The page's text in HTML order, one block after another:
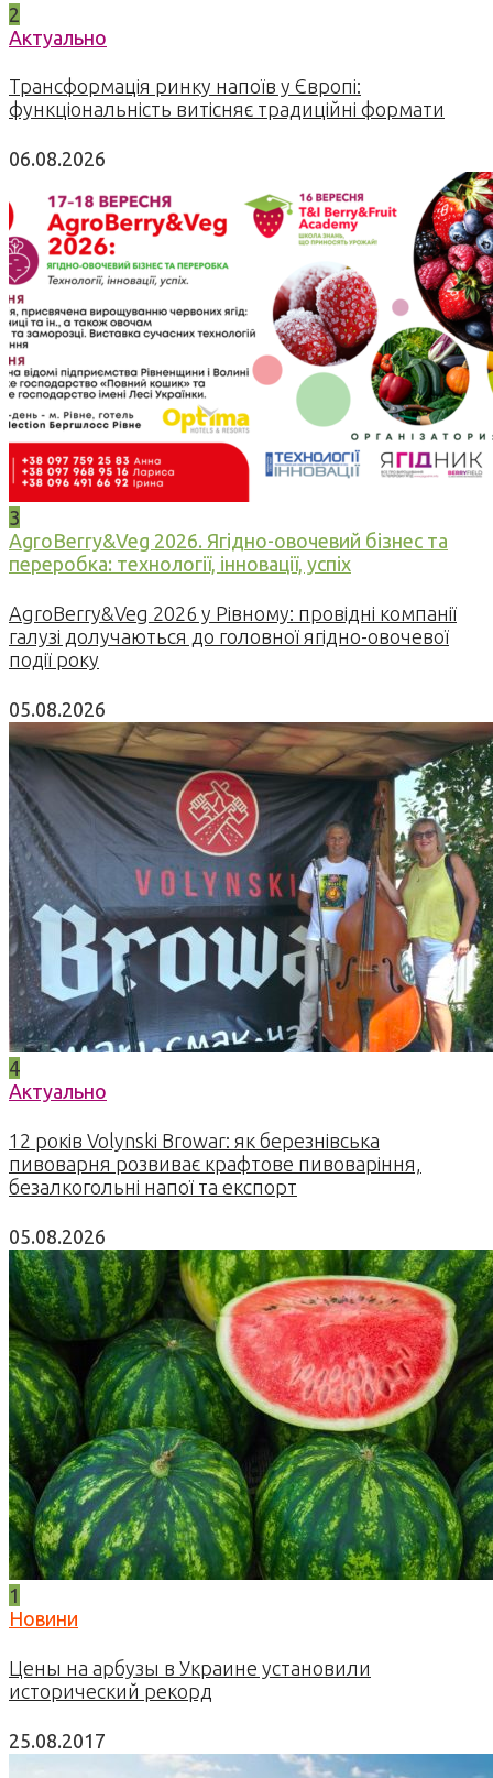
2
Актуально
Трансформація ринку напоїв у Європі:
функціональність витісняє традиційні формати
06.08.2026
3
AgroBerry&Veg 2026. Ягідно-овочевий бізнес та
переробка: технології, інновації, успіх
AgroBerry&Veg 2026 у Рівному: провідні компанії
галузі долучаються до головної ягідно-овочевої
події року
05.08.2026
4
Актуально
12 років Volynski Browar: як березнівська
пивоварня розвиває крафтове пивоваріння,
безалкогольні напої та експорт
05.08.2026
1
Новини
Цены на арбузы в Украине установили
исторический рекорд
25.08.2017